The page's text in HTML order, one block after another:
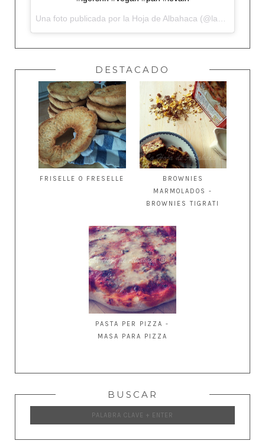
DESTACADO
FRISELLE O FRESELLE
BROWNIES
MARMOLADOS -
BROWNIES TIGRATI
PASTA PER PIZZA -
MASA PARA PIZZA
BUSCAR